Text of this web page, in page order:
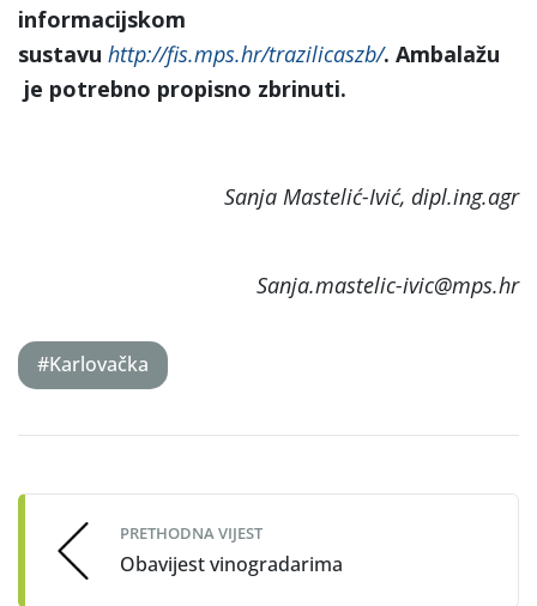
informacijskom
sustavu http://fis.mps.hr/trazilicaszb/. Ambalažu
je potrebno propisno zbrinuti.
Sanja Mastelić-Ivić, dipl.ing.agr
Sanja.mastelic-ivic@mps.hr
#Karlovačka
navigation
PRETHODNA VIJEST
Obavijest vinogradarima